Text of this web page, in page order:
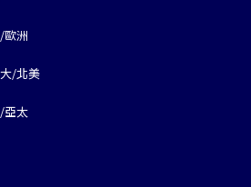
歐洲
/北美
亞太